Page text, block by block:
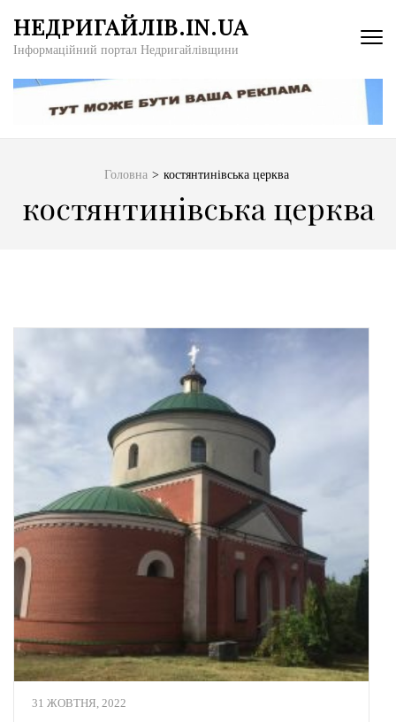
вмісту
Enter)
НЕДРИГАЙЛІВ.IN.UA
Інформаційний портал Недригайлівщини
Головна > костянтинівська церква
костянтинівська церква
31 ЖОВТНЯ, 2022